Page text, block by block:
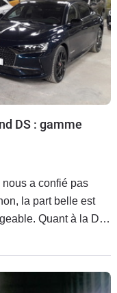
DS : gamme
a confié pas
la part belle est
Quant à la DS
fois.